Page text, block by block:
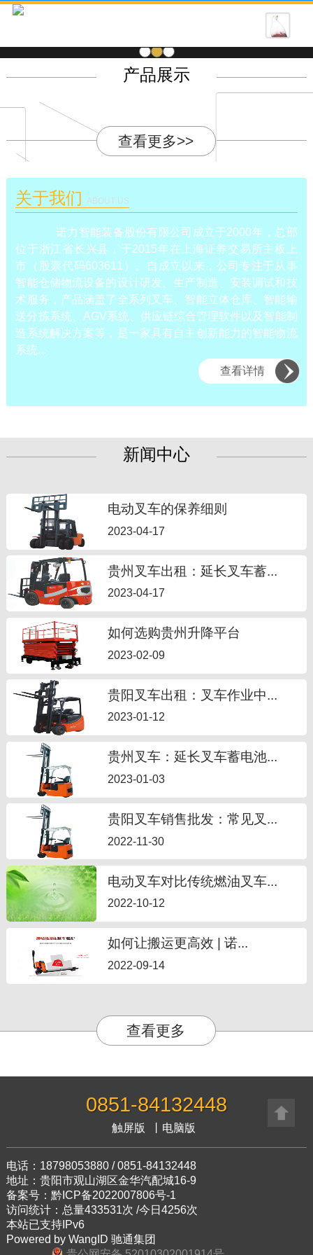
1 2 3
产品展示
查看更多>>
关于我们 ABOUT US
诺力智能装备股份有限公司成立于2000年，总部
位于浙江省长兴县，于2015年在上海证券交易所主板上
市（股票代码603611）。自成立以来，公司专注于从事
智能仓储物流设备的设计研发、生产制造、安装调试和技
术服务，产品涵盖了全系列叉车、智能立体仓库、智能输
送分拣系统、AGV系统、供应链综合管理软件以及智能制
造系统解决方案等，是一家具有自主创新能力的智能物流
系统...
查看详情
新闻中心
电动叉车的保养细则
2023-04-17
贵州叉车出租：延长叉车蓄...
2023-04-17
如何选购贵州升降平台
2023-02-09
贵阳叉车出租：叉车作业中...
2023-01-12
贵州叉车：延长叉车蓄电池...
2023-01-03
贵阳叉车销售批发：常见叉...
2022-11-30
电动叉车对比传统燃油叉车...
2022-10-12
如何让搬运更高效 | 诺...
2022-09-14
查看更多
0851-84132448
触屏版 电脑版
电话：18798053880 / 0851-84132448
地址：贵阳市观山湖区金华汽配城16-9
备案号：黔ICP备2022007806号-1
访问统计：总量433531次 /今日4256次
本站已支持IPv6
Powered by WangID 驰通集团